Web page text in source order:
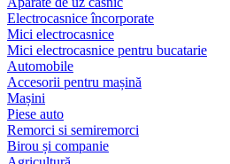
Electrocasnice încorporate
Mici electrocasnice
Mici electrocasnice pentru bucatarie
Automobile
Accesorii pentru mașină
Mașini
Piese auto
Remorci si semiremorci
Birou și companie